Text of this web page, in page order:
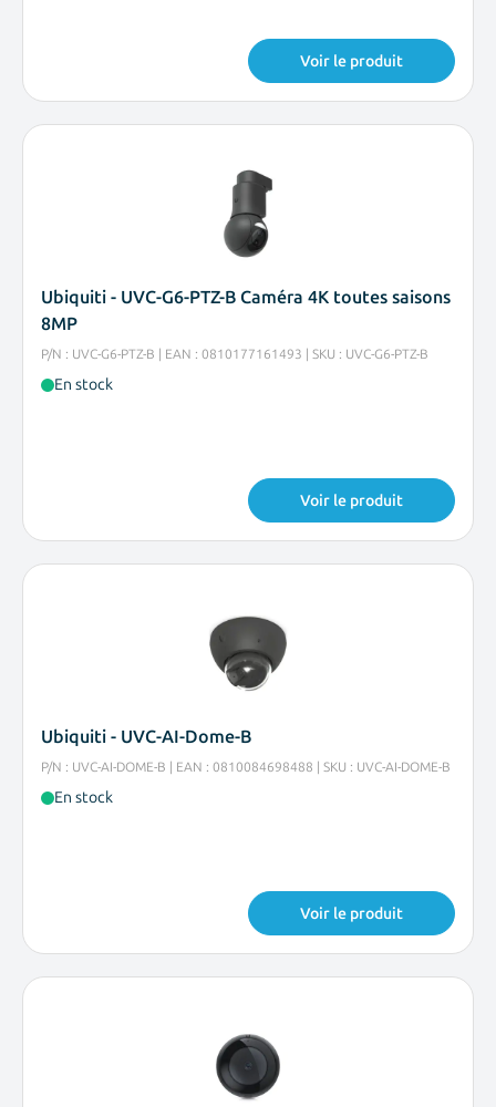
Voir le produit
Ubiquiti - UVC-G6-PTZ-B Caméra 4K toutes saisons
8MP
P/N : UVC-G6-PTZ-B | EAN : 0810177161493 | SKU : UVC-G6-PTZ-B
En stock
Voir le produit
Ubiquiti - UVC-AI-Dome-B
P/N : UVC-AI-DOME-B | EAN : 0810084698488 | SKU : UVC-AI-DOME-B
En stock
Voir le produit